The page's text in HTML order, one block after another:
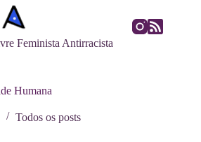
Feminista Antirracista
Humana
Todos os posts